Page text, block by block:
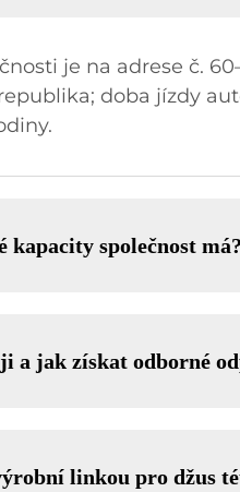
je na adrese č.
doba jízdy
společnost má?
a jak získat odborné
linkou pro džus